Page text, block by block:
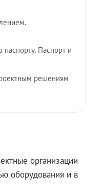
Паспорт и
решениям
организации
оборудования и в